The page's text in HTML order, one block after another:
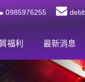
0985976255
福利 最新消息